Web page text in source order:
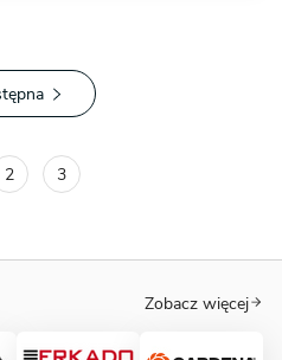
2 3
Zobacz więcej